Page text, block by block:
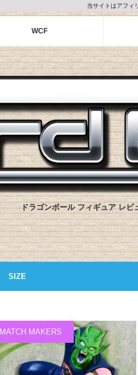
当サイトはアフィ
WCF
ドラゴンボール フィギュア レ
SIZE
MATCH MAKERS